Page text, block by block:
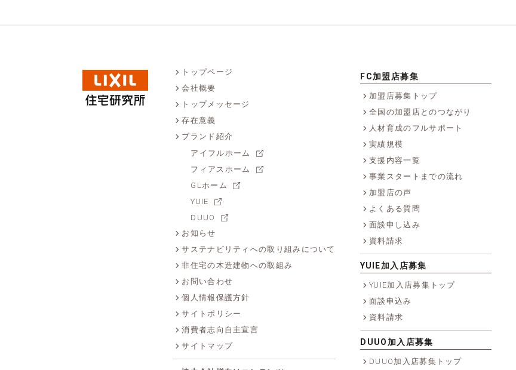
トップページ
会社概要
トップメッセージ
存在意義
ブランド紹介
アイフルホーム
フィアスホーム
GLホーム
YUIE
DUUO
お知らせ
サステナビリティへの取り組みについて
非住宅の木造建物への取組み
お問い合わせ
個人情報保護方針
サイトポリシー
消費者志向自主宣言
サイトマップ
FC加盟店募集
加盟店募集トップ
全国の加盟店とのつながり
人材育成のフルサポート
実績規模
支援内容一覧
事業スタートまでの流れ
加盟店の声
よくある質問
面談申し込み
資料請求
YUIE加入店募集
YUIE加入店募集トップ
面談申込み
資料請求
DUUO加入店募集
DUUO加入店募集トップ